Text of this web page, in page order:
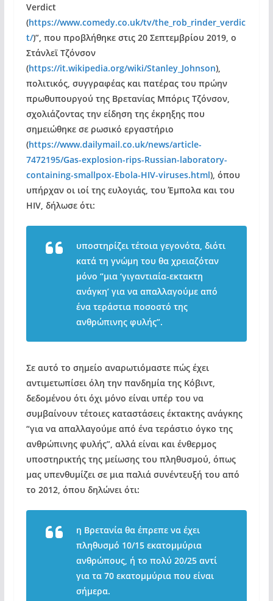
Verdict
(https://www.comedy.co.uk/tv/the_rob_rinder_verdic
t/)”, που προβλήθηκε στις 20 Σεπτεμβρίου 2019, ο
Στάνλεϊ Τζόνσον
(https://it.wikipedia.org/wiki/Stanley_Johnson),
πολιτικός, συγγραφέας και πατέρας του πρώην
πρωθυπουργού της Βρετανίας Μπόρις Τζόνσον,
σχολιάζοντας την είδηση της έκρηξης που
σημειώθηκε σε ρωσικό εργαστήριο
(https://www.dailymail.co.uk/news/article-
7472195/Gas-explosion-rips-Russian-laboratory-
containing-smallpox-Ebola-HIV-viruses.html), όπου
υπήρχαν οι ιοί της ευλογιάς, του Έμπολα και του
HIV, δήλωσε ότι:
υποστηρίζει τέτοια γεγονότα, διότι
κατά τη γνώμη του θα χρειαζόταν
μόνο “μια ‘γιγαντιαία-εκτακτη
ανάγκη’ για να απαλλαγούμε από
ένα τεράστια ποσοστό της
ανθρώπινης φυλής”.
Σε αυτό το σημείο αναρωτιόμαστε πώς έχει
αντιμετωπίσει όλη την πανδημία της Κόβιντ,
δεδομένου ότι όχι μόνο είναι υπέρ του να
συμβαίνουν τέτοιες καταστάσεις έκτακτης ανάγκης
“για να απαλλαγούμε από ένα τεράστιο όγκο της
ανθρώπινης φυλής”, αλλά είναι και ένθερμος
υποστηρικτής της μείωσης του πληθυσμού, όπως
μας υπενθυμίζει σε μια παλιά συνέντευξή του από
το 2012, όπου δηλώνει ότι:
η Βρετανία θα έπρεπε να έχει
πληθυσμό 10/15 εκατομμύρια
ανθρώπους, ή το πολύ 20/25 αντί
για τα 70 εκατομμύρια που είναι
σήμερα.